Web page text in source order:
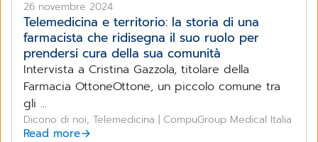
26 novembre 2024
Telemedicina e territorio: la storia di una
farmacista che ridisegna il suo ruolo per
prendersi cura della sua comunità
Intervista a Cristina Gazzola, titolare della
Farmacia OttoneOttone, un piccolo comune tra
gli ...
Dicono di noi, Telemedicina | CompuGroup Medical Italia
Read more